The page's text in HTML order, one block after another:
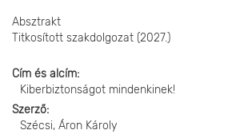
Absztrakt
Titkosított szakdolgozat (2027.)
Cím és alcím
Kiberbiztonságot mindenkinek!
Szerző
Szécsi, Áron Károly